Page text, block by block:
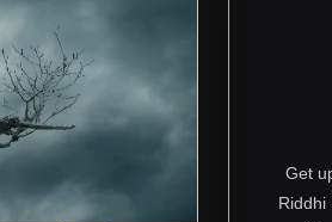
Get
Riddhi